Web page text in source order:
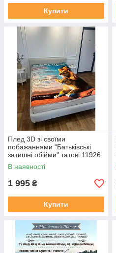
Купити
Плед 3D зі своїми
побажаннями "Батьківські
затишні обійми" татові 11926
160х200 см
В наявності
1 995 ₴
Купити